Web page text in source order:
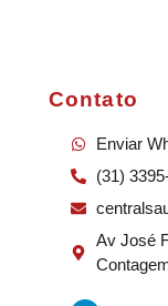
Contato
Enviar
(31)
Av José